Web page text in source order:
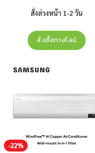
14,990฿.
สั่งล่วงหน้า 1-2 วัน
สั่งซื้อทางไลน์
-22%